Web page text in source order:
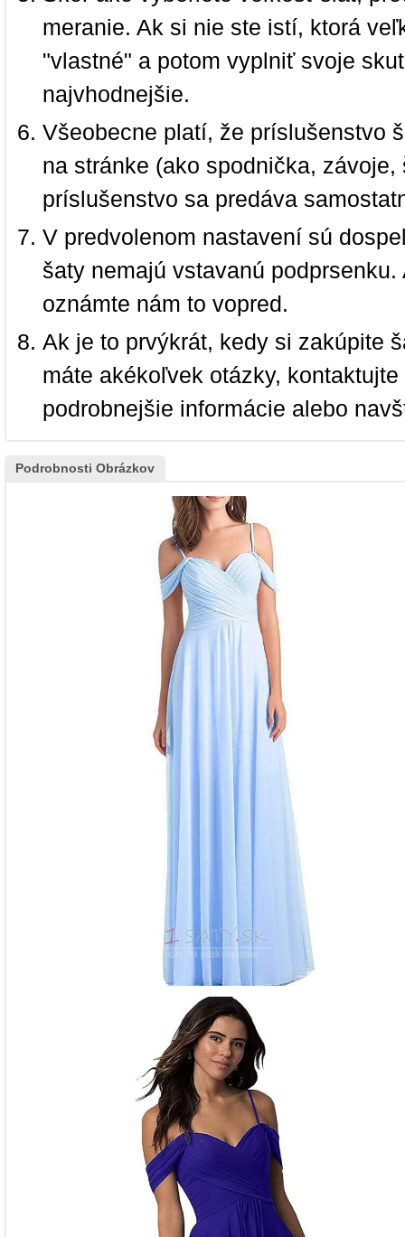
meranie. Ak si nie ste istí, ktorá
"vlastné" a potom vyplniť svoje
najvhodnejšie.
Všeobecne platí, že príslušenstvo
na stránke (ako spodnička,
príslušenstvo sa predáva
V predvolenom nastavení sú
šaty nemajú vstavanú
oznámte nám to vopred.
Ak je to prvýkrát, kedy si zakúpite
máte akékoľvek otázky,
podrobnejšie informácie alebo
Podrobnosti Obrázkov